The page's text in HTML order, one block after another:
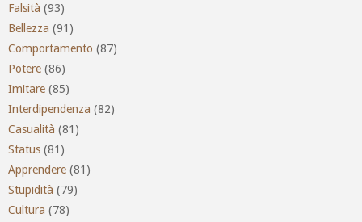
Falsità (93)
Bellezza (91)
Comportamento (87)
Potere (86)
Imitare (85)
Interdipendenza (82)
Casualità (81)
Status (81)
Apprendere (81)
Stupidità (79)
Cultura (78)